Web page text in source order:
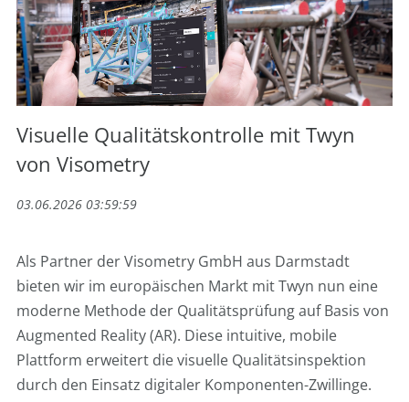
Visuelle Qualitätskontrolle mit Twyn
von Visometry
03.06.2026 03:59:59
Als Partner der Visometry GmbH aus Darmstadt
bieten wir im europäischen Markt mit Twyn nun eine
moderne Methode der Qualitätsprüfung auf Basis von
Augmented Reality (AR). Diese intuitive, mobile
Plattform erweitert die visuelle Qualitätsinspektion
durch den Einsatz digitaler Komponenten-Zwillinge.